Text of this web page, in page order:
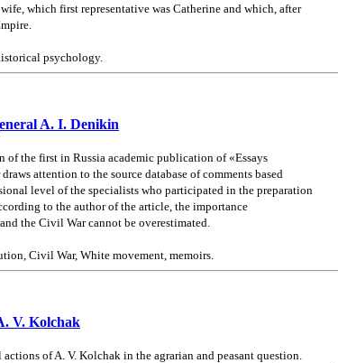
which first representative was Catherine and which, after
psychology.
A. I. Denikin
the first in Russia academic publication of «Essays
attention to the source database of comments based
level of the specialists who participated in the preparation
to the author of the article, the importance
the Civil War cannot be overestimated.
Civil War, White movement, memoirs.
V. Kolchak
of A. V. Kolchak in the agrarian and peasant question.